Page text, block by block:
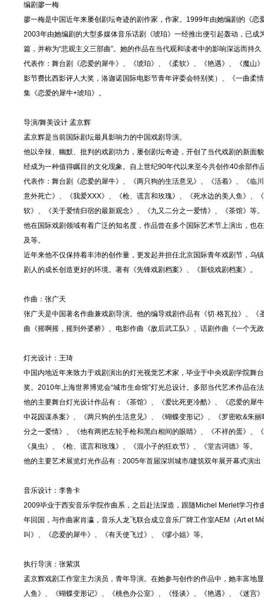
编剧廖一梅
廖一梅是中国近年来屡创剧坛奇迹的剧作家，作家。1999年由她编剧的《
2003年由她编剧的大型多媒体音乐话剧《琥珀》一经推出便引起轰动，已
篇，并称为“悲观主义三部曲”。她的作品在当代观和读者中的影响深远而持
代表作：舞台剧《恋爱的犀牛》、《琥珀》、《柔软》、《艳遇》、《魔山
影节费比西影评人大奖，洛迦诺国际电影节青年评委会特别奖）、《一曲柔
集《恋爱的犀牛+琥珀》。
导演/舞美设计 孟京辉
孟京辉是当前国际剧坛最具影响力的中国戏剧导演。
他以辛辣、幽默、批判的戏剧功力，屡创剧坛奇迹，开创了当代戏剧的新面
经成为一种值得瞩目的文化现象。自上世纪90年代以来至今共创作40余部作
代表作：舞台剧《恋爱的犀牛》、《两只狗的生活意见》、《活着》、《临
意外死亡》、《我爱XXX》、《枪、谎言和玫瑰》、《死水边的美人鱼》、
软》、《关于爱情归宿的最新观念》、《九又二分之一爱情》、《茶馆》等。
他在国际戏剧领域有着广泛的知名度，作品曾在多个国际艺术节上演出，也
及等。
近年来他不仅保持着丰沛的创作量，更发起并担任北京国际青年戏剧节，乌
剧人的成长创造更好的环境。著有《先锋戏剧档案》、《新锐戏剧档案》。
作曲：张广天
张广天是中国著名作曲兼戏剧导演。他的编导戏剧作品有《切·格瓦拉》、
曲《摇啊摇，摇到外婆桥》、电影作曲《敌后武工队》、话剧作曲《一个无
灯光设计：王琦
中国内地近年来致力于戏剧演出的灯光视觉艺术家，毕业于中央戏剧学院舞
奖。2010年上海世界博览会“城市生命馆”灯光总设计。多部当代艺术作品在
他的主要舞台灯光设计作品有：《茶馆》、《爱比死更冷酷》、《恋爱的犀
中花园谋杀案》、《两只狗的生活意见》、《蝴蝶变形记》、《罗密欧&朱
分之一爱情》、《他有两把左轮手枪和黑白相间的眼睛》、《不祥的蛋》、
《臭虫》、《枪、谎言和玫瑰》、《混小子的狂欢节》、《堂吉诃德》等。
他的主要艺术展览灯光作品有：2005年首届深圳城市/建筑双年展开幕式演出
音乐设计：李鲁卡
2009毕业于西安音乐学院作曲系，之后赴法深造，跟随Michel Merlet学习
年回国，与作曲家肖瀛，音乐人龙飞联合成立音乐厂牌工作室AEM（Art et
叫》、《恋爱的犀牛》、《有天使飞过》、《缪小姐》等。
执行导演：张紫淇
孟京辉戏剧工作室主力演员，青年导演。在她参与创作的作品中，她丰富地
人鱼》、《蝴蝶变形记》、《桃色办公室》、《怪谈》、《艳遇》、《迷